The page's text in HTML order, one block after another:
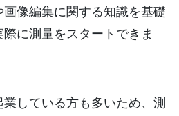
像編集に関する知識を基礎
に測量をスタートできま
している方も多いため、測